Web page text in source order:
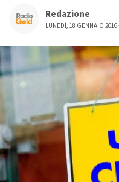
Redazione
LUNEDÌ, 18 GENNAIO 2016